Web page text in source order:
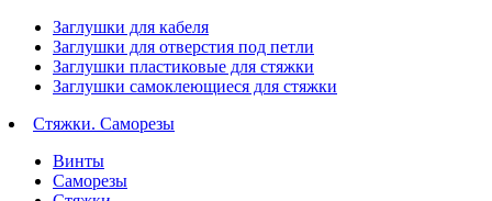
Заглушки для кабеля
Заглушки для отверстия под петли
Заглушки пластиковые для стяжки
Заглушки самоклеющиеся для стяжки
Стяжки. Саморезы
Винты
Саморезы